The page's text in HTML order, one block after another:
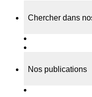
Chercher dans
Nos publications